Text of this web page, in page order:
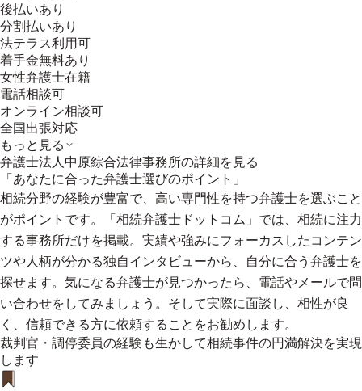
後払いあり
分割払いあり
法テラス利用可
着手金無料あり
女性弁護士在籍
電話相談可
オンライン相談可
全国出張対応
もっと見る
弁護士法人中原綜合法律事務所の詳細を見る
「あなたに合った弁護士選びのポイント」
相続分野の経験が豊富で、高い専門性を持つ弁護士を選ぶこと
がポイントです。「相続弁護士ドットコム」では、相続に注力
する事務所だけを掲載。実績や強みにフォーカスしたコンテン
ツや人柄が分かる独自インタビューから、自分に合う弁護士を
探せます。気になる弁護士が見つかったら、電話やメールで問
い合わせをしてみましょう。そして実際に面談し、相性が良
く、信頼できる方に依頼することをお勧めします。
裁判官・調停委員の経験も生かして相続事件の円満解決を実現
します